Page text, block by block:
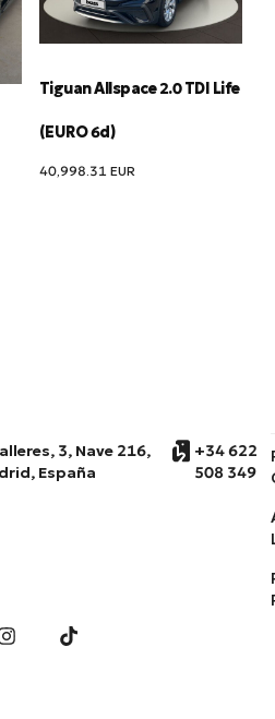
Tiguan Allspace 2.0 TDI Life
(EURO 6d)
40,998.31 EUR
3, Nave 216,
España
+34 622
508 349